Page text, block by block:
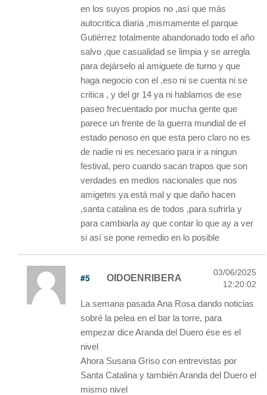
en los suyos propios no ,así que más
autocritica diaria ,mismamente el parque
Gutiérrez totalmente abandonado todo el año
salvo ,que casualidad se limpia y se arregla
para dejárselo al amiguete de turno y que
haga negocio con el ,eso ni se cuenta ni se
critica , y del gr 14 ya ni hablamos de ese
paseo frecuentado por mucha gente que
parece un frente de la guerra mundial de el
estado penoso en que esta pero claro no es
de nadie ni es necesario para ir a ningun
festival, pero cuando sacan trapos que son
verdades en medios nacionales que nos
amigetes ya está mal y que daño hacen
,santa catalina es de todos ,para sufrirla y
para cambiarla ay que contar lo que ay a ver
si así se pone remedio en lo posible
#5 OIDOENRIBERA
03/06/2025
12:20:02
La semana pasada Ana Rosa dando noticias
sobré la pelea en el bar la torre, para
empezar dice Aranda del Duero ése es el
nivel
Ahora Susana Griso con entrevistas por
Santa Catalina y también Aranda del Duero el
mismo nivel